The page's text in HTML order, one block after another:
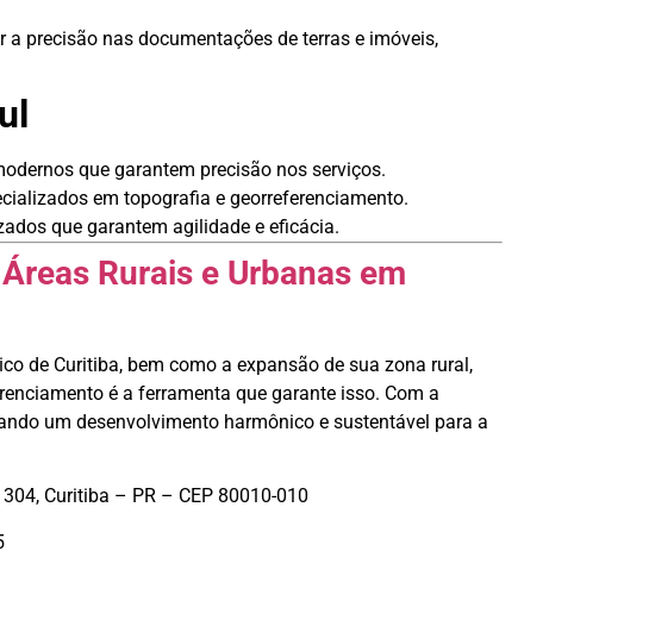
a precisão nas documentações de terras e imóveis,
que garantem precisão nos serviços.
em topografia e georreferenciamento.
que garantem agilidade e eficácia.
Rurais e Urbanas em
de Curitiba, bem como a expansão de sua zona rural,
é a ferramenta que garante isso. Com a
um desenvolvimento harmônico e sustentável para a
Curitiba – PR – CEP 80010-010